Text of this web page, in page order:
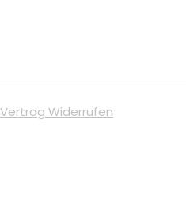
Vertrag Widerrufen